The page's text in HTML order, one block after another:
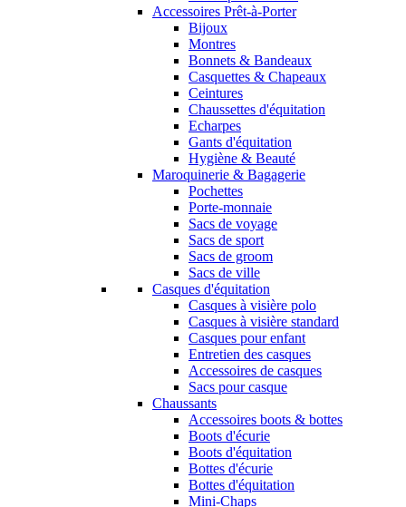
Accessoires Prêt-à-Porter
Bijoux
Montres
Bonnets & Bandeaux
Casquettes & Chapeaux
Ceintures
Chaussettes d'équitation
Echarpes
Gants d'équitation
Hygiène & Beauté
Maroquinerie & Bagagerie
Pochettes
Porte-monnaie
Sacs de voyage
Sacs de sport
Sacs de groom
Sacs de ville
Casques d'équitation
Casques à visière polo
Casques à visière standard
Casques pour enfant
Entretien des casques
Accessoires de casques
Sacs pour casque
Chaussants
Accessoires boots & bottes
Boots d'écurie
Boots d'équitation
Bottes d'écurie
Bottes d'équitation
Mini-Chaps